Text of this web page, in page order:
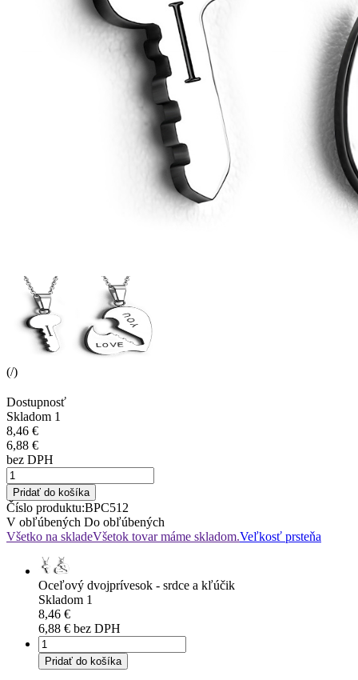
(/)
Dostupnosť
Skladom 1
8,46 €
6,88 €
bez DPH
Pridať do košíka
Číslo produktu:BPC512
V obľúbených Do obľúbených
Všetko na skladeVšetok tovar máme skladom.Veľkosť prsteňa
Oceľový dvojprívesok - srdce a kľúčik
Skladom 1
8,46 €
6,88 € bez DPH
Pridať do košíka